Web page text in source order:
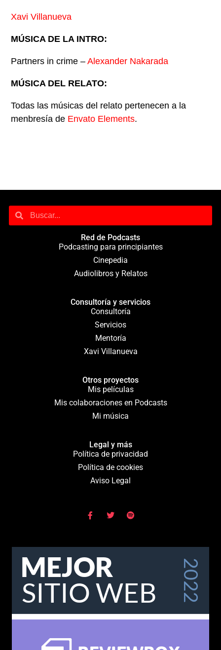
Xavi Villanueva
MÚSICA DE LA INTRO:
Partners in crime –Alexander Nakarada
MÚSICA DEL RELATO:
Todas las músicas del relato pertenecen a la
menbresía de Envato Elements.
Red de Podcasts
Podcasting para principiantes
Cinepedia
Audiolibros y Relatos
Consultoría y servicios
Consultoría
Servicios
Mentoría
Xavi Villanueva
Otros proyectos
Mis películas
Mis colaboraciones en Podcasts
Mi música
Legal y más
Política de privacidad
Política de cookies
Aviso Legal